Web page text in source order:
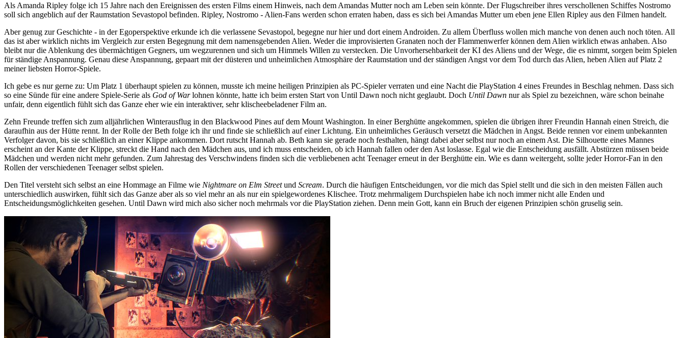
Als Amanda Ripley folge ich 15 Jahre nach den Ereignissen des ersten Films einem Hinweis, nach dem Amandas Mutter noch am Leben sein könnte. Der Flugschreiber ihres verschollenen Schiffes Nostromo
soll sich angeblich auf der Raumstation Sevastopol befinden. Ripley, Nostromo - Alien-Fans werden schon erraten haben, dass es sich bei Amandas Mutter um eben jene Ellen Ripley aus den Filmen handelt.
Aber genug zur Geschichte - in der Egoperspektive erkunde ich die verlassene Sevastopol, begegne nur hier und dort einem Androiden. Zu allem Überfluss wollen mich manche von denen auch noch töten. All
das ist aber wirklich nichts im Vergleich zur ersten Begegnung mit dem namensgebenden Alien. Weder die improvisierten Granaten noch der Flammenwerfer können dem Alien wirklich etwas anhaben. Also
bleibt nur die Ablenkung des übermächtigen Gegners, um wegzurennen und sich um Himmels Willen zu verstecken. Die Unvorhersehbarkeit der KI des Aliens und der Wege, die es nimmt, sorgen beim Spielen
für ständige Anspannung. Genau diese Anspannung, gepaart mit der düsteren und unheimlichen Atmosphäre der Raumstation und der ständigen Angst vor dem Tod durch das Alien, heben Alien auf Platz 2
meiner liebsten Horror-Spiele.
Ich gebe es nur gerne zu: Um Platz 1 überhaupt spielen zu können, musste ich meine heiligen Prinzipien als PC-Spieler verraten und eine Nacht die PlayStation 4 eines Freundes in Beschlag nehmen. Dass sich
so eine Sünde für eine andere Spiele-Serie als God of Warlohnen könnte, hatte ich beim ersten Start von Until Dawn noch nicht geglaubt. Doch Until Dawn nur als Spiel zu bezeichnen, wäre schon beinahe
unfair, denn eigentlich fühlt sich das Ganze eher wie ein interaktiver, sehr klischeebeladener Film an.
Zehn Freunde treffen sich zum alljährlichen Winterausflug in den Blackwood Pines auf dem Mount Washington. In einer Berghütte angekommen, spielen die übrigen ihrer Freundin Hannah einen Streich, die
daraufhin aus der Hütte rennt. In der Rolle der Beth folge ich ihr und finde sie schließlich auf einer Lichtung. Ein unheimliches Geräusch versetzt die Mädchen in Angst. Beide rennen vor einem unbekannten
Verfolger davon, bis sie schließlich an einer Klippe ankommen. Dort rutscht Hannah ab. Beth kann sie gerade noch festhalten, hängt dabei aber selbst nur noch an einem Ast. Die Silhouette eines Mannes
erscheint an der Kante der Klippe, streckt die Hand nach den Mädchen aus, und ich muss entscheiden, ob ich Hannah fallen oder den Ast loslasse. Egal wie die Entscheidung ausfällt. Abstürzen müssen beide
Mädchen und werden nicht mehr gefunden. Zum Jahrestag des Verschwindens finden sich die verbliebenen acht Teenager erneut in der Berghütte ein. Wie es dann weitergeht, sollte jeder Horror-Fan in den
Rollen der verschiedenen Teenager selbst spielen.
Den Titel versteht sich selbst an eine Hommage an Filme wie Nightmare on Elm Streetund Scream. Durch die häufigen Entscheidungen, vor die mich das Spiel stellt und die sich in den meisten Fällen auch
unterschiedlich auswirken, fühlt sich das Ganze aber als so viel mehr an als nur ein spielgewordenes Klischee. Trotz mehrmaligem Durchspielen habe ich noch immer nicht alle Enden und
Entscheidungsmöglichkeiten gesehen. Until Dawn wird mich also sicher noch mehrmals vor die PlayStation ziehen. Denn mein Gott, kann ein Bruch der eigenen Prinzipien schön gruselig sein.